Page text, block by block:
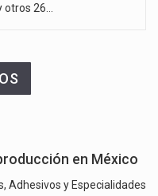
26…
en México
Adhesivos y Especialidades